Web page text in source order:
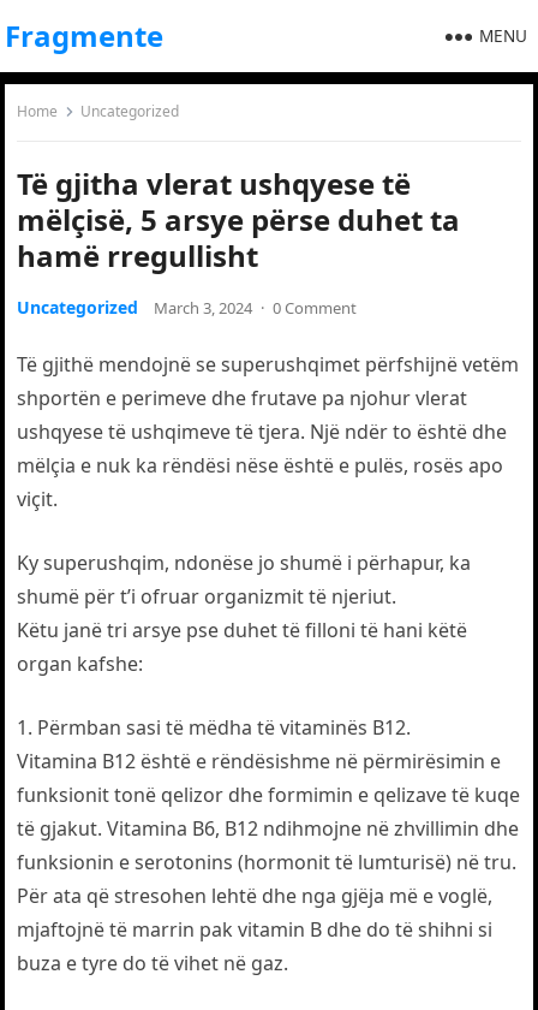
Fragmente MENU
Home Uncategorized
Të gjitha vlerat ushqyese të
mëlçisë, 5 arsye përse duhet ta
hamë rregullisht
Uncategorized March 3, 2024 · 0 Comment
Të gjithë mendojnë se superushqimet përfshijnë vetëm
shportën e perimeve dhe frutave pa njohur vlerat
ushqyese të ushqimeve të tjera. Një ndër to është dhe
mëlçia e nuk ka rëndësi nëse është e pulës, rosës apo
viçit.
Ky superushqim, ndonëse jo shumë i përhapur, ka
shumë për t’i ofruar organizmit të njeriut.
Këtu janë tri arsye pse duhet të filloni të hani këtë
organ kafshe:
1. Përmban sasi të mëdha të vitaminës B12.
Vitamina B12 është e rëndësishme në përmirësimin e
funksionit tonë qelizor dhe formimin e qelizave të kuqe
të gjakut. Vitamina B6, B12 ndihmojne në zhvillimin dhe
funksionin e serotonins (hormonit të lumturisë) në tru.
Për ata që stresohen lehtë dhe nga gjëja më e voglë,
mjaftojnë të marrin pak vitamin B dhe do të shihni si
buza e tyre do të vihet në gaz.